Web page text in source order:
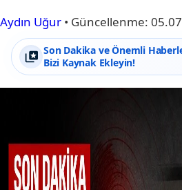
Aydın Uğur • Güncellenme:
Son Dakika ve Önemli
Bizi Kaynak Ekleyin!